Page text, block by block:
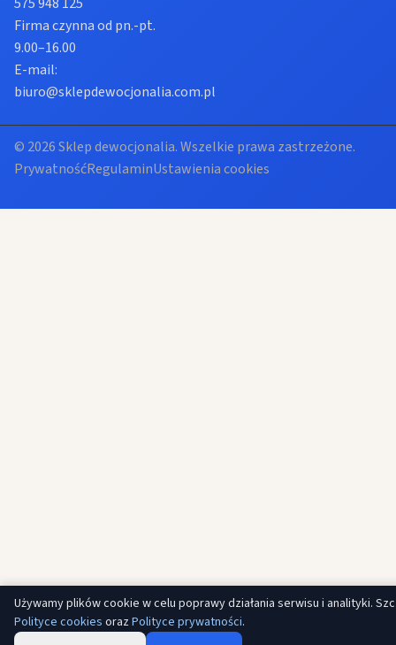
Firma czynna od pn.-pt.
9.00–16.00
E-mail:
biuro@sklepdewocjonalia.com.pl
© 2026 Sklep dewocjonalia. Wszelkie prawa zastrzeżone.
PrywatnośćRegulaminUstawienia cookies
Używamy plików cookie w celu poprawy działania serwisu i analityki.
Polityce cookies orazPolityce prywatności.